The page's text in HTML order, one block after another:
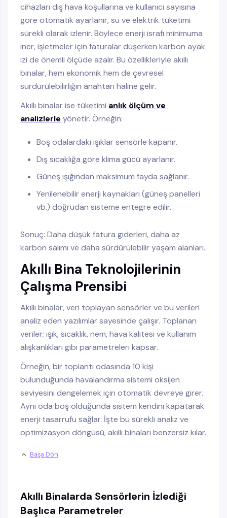
cihazları dış hava koşullarına ve kullanıcı sayısına
göre otomatik ayarlanır, su ve elektrik tüketimi
sürekli olarak izlenir. Böylece enerji israfı minimuma
iner, işletmeler için faturalar düşerken karbon ayak
izi de önemli ölçüde azalır. Bu özellikleriyle akıllı
binalar, hem ekonomik hem de çevresel
sürdürülebilirliğin anahtarı haline gelir.
Akıllı binalar ise tüketimi anlık ölçüm ve
analizlerle yönetir. Örneğin:
Boş odalardaki ışıklar sensörle kapanır.
Dış sıcaklığa göre klima gücü ayarlanır.
Güneş ışığından maksimum fayda sağlanır.
Yenilenebilir enerji kaynakları (güneş panelleri
vb.) doğrudan sisteme entegre edilir.
Sonuç: Daha düşük fatura giderleri, daha az
karbon salımı ve daha sürdürülebilir yaşam alanları.
Akıllı Bina Teknolojilerinin
Çalışma Prensibi
Akıllı binalar, veri toplayan sensörler ve bu verileri
analiz eden yazılımlar sayesinde çalışır. Toplanan
veriler; ışık, sıcaklık, nem, hava kalitesi ve kullanım
alışkanlıkları gibi parametreleri kapsar.
Örneğin, bir toplantı odasında 10 kişi
bulunduğunda havalandırma sistemi oksijen
seviyesini dengelemek için otomatik devreye girer.
Aynı oda boş olduğunda sistem kendini kapatarak
enerji tasarrufu sağlar. İşte bu sürekli analiz ve
optimizasyon döngüsü, akıllı binaları benzersiz kılar.
Başa Dön
Akıllı Binalarda Sensörlerin İzlediği
Başlıca Parametreler